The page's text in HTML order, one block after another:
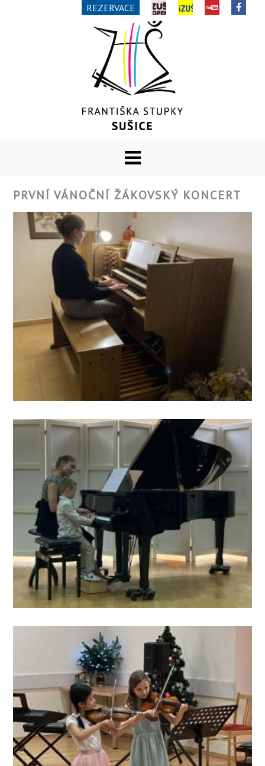
REZERVACE
PRVNÍ VÁNOČNÍ ŽÁKOVSKÝ KONCERT